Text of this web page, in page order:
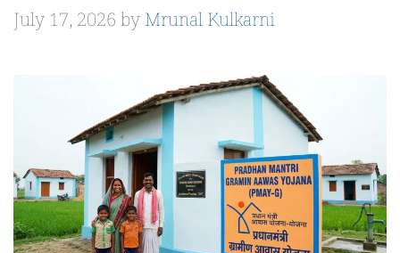
July 17, 2026byMrunal Kulkarni